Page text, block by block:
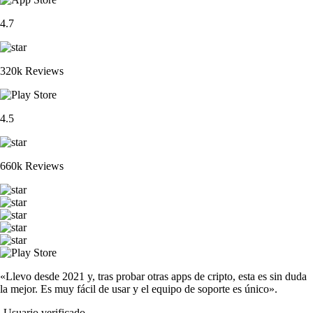
4.7
320k Reviews
4.5
660k Reviews
«Llevo desde 2021 y, tras probar otras apps de cripto, esta es sin duda
la mejor. Es muy fácil de usar y el equipo de soporte es único».